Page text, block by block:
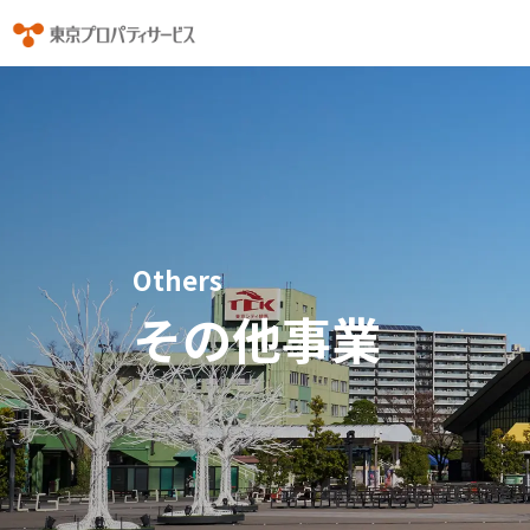
Others
その他事業